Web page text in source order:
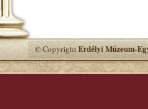
© CopyrightErdélyi Múzeum-